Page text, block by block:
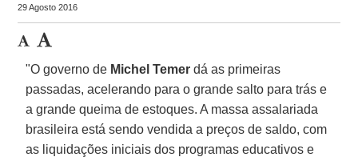
29 Agosto 2016
"O governo de Michel Temer dá as primeiras
passadas, acelerando para o grande salto para trás e
a grande queima de estoques. A massa assalariada
brasileira está sendo vendida a preços de saldo, com
as liquidações iniciais dos programas educativos e